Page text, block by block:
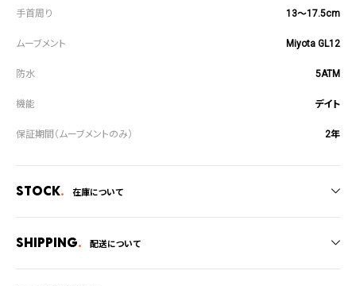
13～17.5cm
Miyota GL12
5ATM
デイト
2年
Stock 在庫について
在庫切れの場合、キャンセルをさせて頂きます。
Shipping 配送について